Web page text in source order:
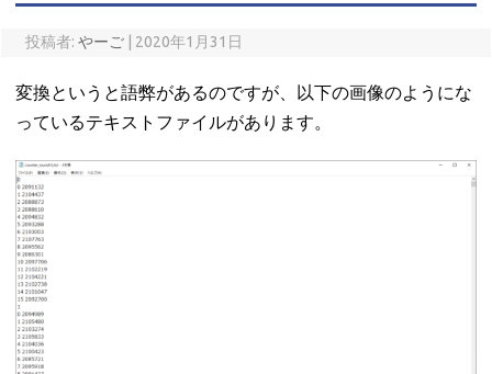
投稿者: やーご 2020年1月31日
変換というと語弊があるのですが、以下の画像のようにな
っているテキストファイルがあります。